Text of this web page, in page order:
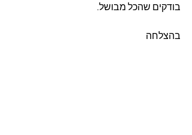
בודקים שהכל מבושל.
בהצלחה